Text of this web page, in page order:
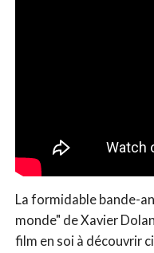
La formidable bande-
monde" de Xavier
film en soi à découvrir